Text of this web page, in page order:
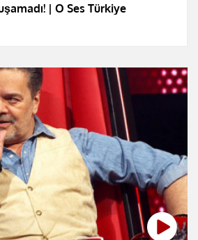
| O Ses Türkiye